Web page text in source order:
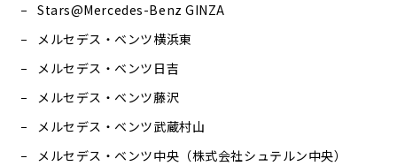
Stars@Mercedes-Benz GINZA
メルセデス・ベンツ横浜東
メルセデス・ベンツ日吉
メルセデス・ベンツ藤沢
メルセデス・ベンツ武蔵村山
メルセデス・ベンツ中央（株式会社シュテルン中央）